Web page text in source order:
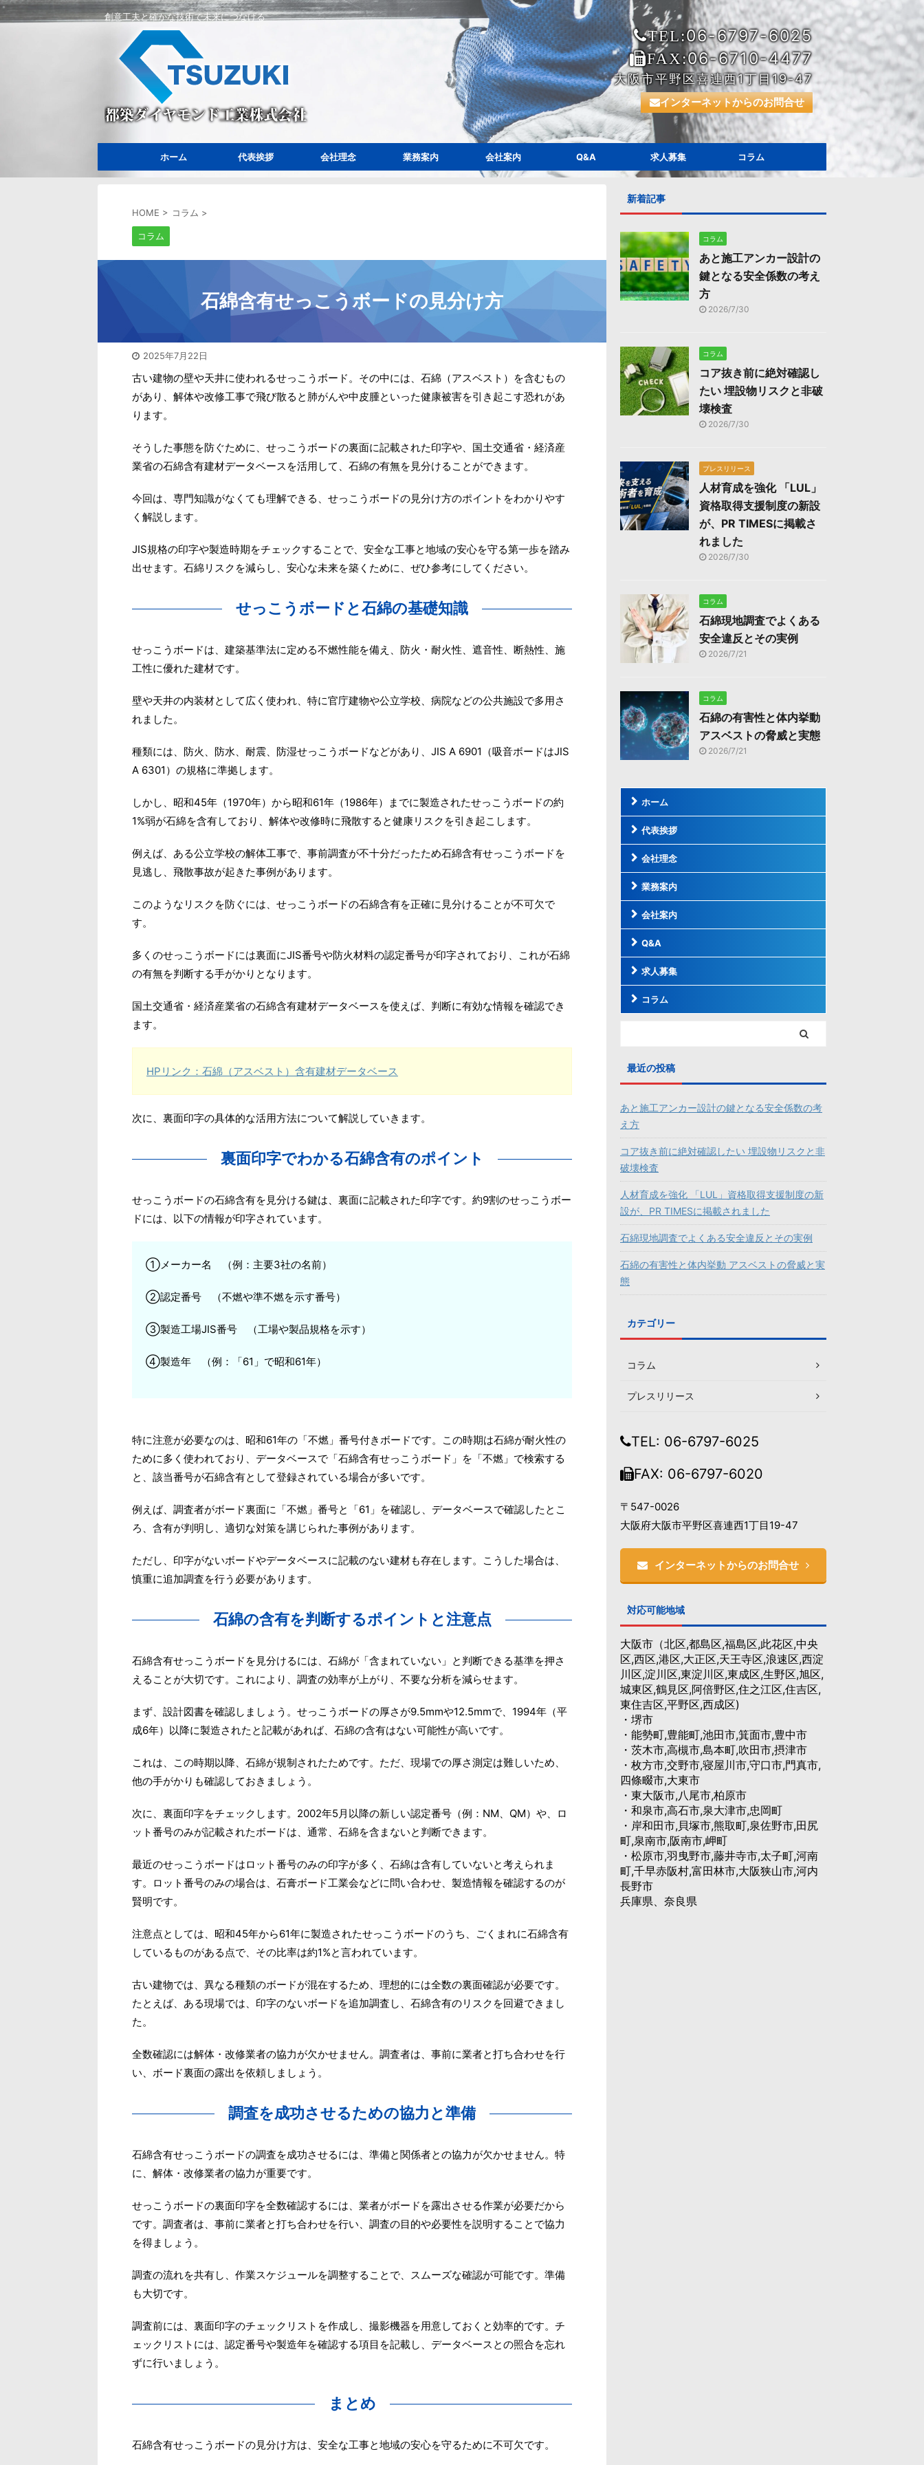
創意工夫と確かな技術で未来につなげる
TEL:06-6797-6025
FAX:06-6710-4477
大阪市平野区喜連西1丁目19-47
インターネットからのお問合せ
ホーム 代表挨拶 会社理念 業務案内 会社案内 Q&A 求人募集 コラム
HOME > コラム >
コラム
石綿含有せっこうボードの見分け方
2025年7月22日
古い建物の壁や天井に使われるせっこうボード。その中には、石綿（アスベスト）を含むもの
があり、解体や改修工事で飛び散ると肺がんや中皮腫といった健康被害を引き起こす恐れがあ
ります。
そうした事態を防ぐために、せっこうボードの裏面に記載された印字や、国土交通省・経済産
業省の石綿含有建材データベースを活用して、石綿の有無を見分けることができます。
今回は、専門知識がなくても理解できる、せっこうボードの見分け方のポイントをわかりやす
く解説します。
JIS規格の印字や製造時期をチェックすることで、安全な工事と地域の安心を守る第一歩を踏み
出せます。石綿リスクを減らし、安心な未来を築くために、ぜひ参考にしてください。
せっこうボードと石綿の基礎知識
せっこうボードは、建築基準法に定める不燃性能を備え、防火・耐火性、遮音性、断熱性、施
工性に優れた建材です。
壁や天井の内装材として広く使われ、特に官庁建物や公立学校、病院などの公共施設で多用さ
れました。
種類には、防火、防水、耐震、防湿せっこうボードなどがあり、JIS A 6901（吸音ボードはJIS
A 6301）の規格に準拠します。
しかし、昭和45年（1970年）から昭和61年（1986年）までに製造されたせっこうボードの約
1%弱が石綿を含有しており、解体や改修時に飛散すると健康リスクを引き起こします。
例えば、ある公立学校の解体工事で、事前調査が不十分だったため石綿含有せっこうボードを
見逃し、飛散事故が起きた事例があります。
このようなリスクを防ぐには、せっこうボードの石綿含有を正確に見分けることが不可欠で
す。
多くのせっこうボードには裏面にJIS番号や防火材料の認定番号が印字されており、これが石綿
の有無を判断する手がかりとなります。
国土交通省・経済産業省の石綿含有建材データベースを使えば、判断に有効な情報を確認でき
ます。
HPリンク：石綿（アスベスト）含有建材データベース
次に、裏面印字の具体的な活用方法について解説していきます。
裏面印字でわかる石綿含有のポイント
せっこうボードの石綿含有を見分ける鍵は、裏面に記載された印字です。約9割のせっこうボー
ドには、以下の情報が印字されています。
①メーカー名 （例：主要3社の名前）
②認定番号 （不燃や準不燃を示す番号）
③製造工場JIS番号 （工場や製品規格を示す）
④製造年 （例：「61」で昭和61年）
特に注意が必要なのは、昭和61年の「不燃」番号付きボードです。この時期は石綿が耐火性の
ために多く使われており、データベースで「石綿含有せっこうボード」を「不燃」で検索する
と、該当番号が石綿含有として登録されている場合が多いです。
例えば、調査者がボード裏面に「不燃」番号と「61」を確認し、データベースで確認したとこ
ろ、含有が判明し、適切な対策を講じられた事例があります。
ただし、印字がないボードやデータベースに記載のない建材も存在します。こうした場合は、
慎重に追加調査を行う必要があります。
石綿の含有を判断するポイントと注意点
石綿含有せっこうボードを見分けるには、石綿が「含まれていない」と判断できる基準を押さ
えることが大切です。これにより、調査の効率が上がり、不要な分析を減らせます。
まず、設計図書を確認しましょう。せっこうボードの厚さが9.5mmや12.5mmで、1994年（平
成6年）以降に製造されたと記載があれば、石綿の含有はない可能性が高いです。
これは、この時期以降、石綿が規制されたためです。ただ、現場での厚さ測定は難しいため、
他の手がかりも確認しておきましょう。
次に、裏面印字をチェックします。2002年5月以降の新しい認定番号（例：NM、QM）や、ロ
ット番号のみが記載されたボードは、通常、石綿を含まないと判断できます。
最近のせっこうボードはロット番号のみの印字が多く、石綿は含有していないと考えられま
す。ロット番号のみの場合は、石膏ボード工業会などに問い合わせ、製造情報を確認するのが
賢明です。
注意点としては、昭和45年から61年に製造されたせっこうボードのうち、ごくまれに石綿含有
しているものがある点で、その比率は約1%と言われています。
古い建物では、異なる種類のボードが混在するため、理想的には全数の裏面確認が必要です。
たとえば、ある現場では、印字のないボードを追加調査し、石綿含有のリスクを回避できまし
た。
全数確認には解体・改修業者の協力が欠かせません。調査者は、事前に業者と打ち合わせを行
い、ボード裏面の露出を依頼しましょう。
調査を成功させるための協力と準備
石綿含有せっこうボードの調査を成功させるには、準備と関係者との協力が欠かせません。特
に、解体・改修業者の協力が重要です。
せっこうボードの裏面印字を全数確認するには、業者がボードを露出させる作業が必要だから
です。調査者は、事前に業者と打ち合わせを行い、調査の目的や必要性を説明することで協力
を得ましょう。
調査の流れを共有し、作業スケジュールを調整することで、スムーズな確認が可能です。準備
も大切です。
調査前には、裏面印字のチェックリストを作成し、撮影機器を用意しておくと効率的です。チ
ェックリストには、認定番号や製造年を確認する項目を記載し、データベースとの照合を忘れ
ずに行いましょう。
まとめ
石綿含有せっこうボードの見分け方は、安全な工事と地域の安心を守るために不可欠です。
新着記事
コラム
あと施工アンカー設計の
鍵となる安全係数の考え
方
2026/7/30
コラム
コア抜き前に絶対確認し
たい 埋設物リスクと非破
壊検査
2026/7/30
プレスリリース
人材育成を強化 「LUL」
資格取得支援制度の新設
が、PR TIMESに掲載さ
れました
2026/7/30
コラム
石綿現地調査でよくある
安全違反とその実例
2026/7/21
コラム
石綿の有害性と体内挙動
アスベストの脅威と実態
2026/7/21
ホーム
代表挨拶
会社理念
業務案内
会社案内
Q&A
求人募集
コラム
最近の投稿
あと施工アンカー設計の鍵となる安全係数の考
え方
コア抜き前に絶対確認したい 埋設物リスクと非
破壊検査
人材育成を強化 「LUL」資格取得支援制度の新
設が、PR TIMESに掲載されました
石綿現地調査でよくある安全違反とその実例
石綿の有害性と体内挙動 アスベストの脅威と実
態
カテゴリー
コラム
プレスリリース
TEL: 06-6797-6025
FAX: 06-6797-6020
〒547-0026
大阪府大阪市平野区喜連西1丁目19-47
インターネットからのお問合せ
対応可能地域
大阪市（北区,都島区,福島区,此花区,中央
区,西区,港区,大正区,天王寺区,浪速区,西淀
川区,淀川区,東淀川区,東成区,生野区,旭区,
城東区,鶴見区,阿倍野区,住之江区,住吉区,
東住吉区,平野区,西成区)
・堺市
・能勢町,豊能町,池田市,箕面市,豊中市
・茨木市,高槻市,島本町,吹田市,摂津市
・枚方市,交野市,寝屋川市,守口市,門真市,
四條畷市,大東市
・東大阪市,八尾市,柏原市
・和泉市,高石市,泉大津市,忠岡町
・岸和田市,貝塚市,熊取町,泉佐野市,田尻
町,泉南市,阪南市,岬町
・松原市,羽曳野市,藤井寺市,太子町,河南
町,千早赤阪村,富田林市,大阪狭山市,河内
長野市
兵庫県、奈良県